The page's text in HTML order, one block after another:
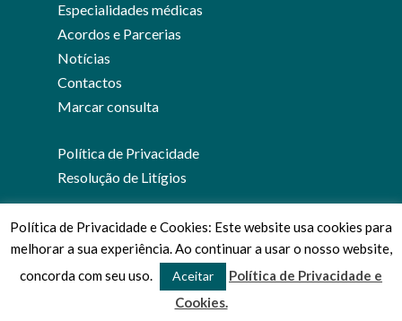
Especialidades médicas
Acordos e Parcerias
Notícias
Contactos
Marcar consulta
Política de Privacidade
Resolução de Litígios
© 2026 Clínica Médica José Viana.
Política de Privacidade e Cookies: Este website usa cookies para
melhorar a sua experiência. Ao continuar a usar o nosso website,
concorda com seu uso.
Aceitar
Política de Privacidade e
Cookies.